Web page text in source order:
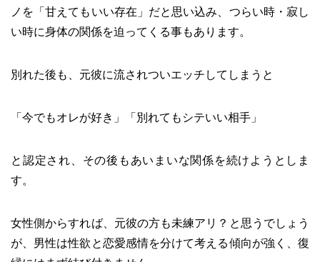
ノを「甘えてもいい存在」だと思い込み、つらい時・寂し
い時に身体の関係を迫ってくる事もあります。
別れた後も、元彼に流されついエッチしてしまうと
「今でもオレが好き」「別れてもシテいい相手」
と認定され、その後もあいまいな関係を続けようとしま
す。
女性側からすれば、元彼の方も未練アリ？と思うでしょう
が、男性は性欲と恋愛感情を分けて考える傾向が強く、復